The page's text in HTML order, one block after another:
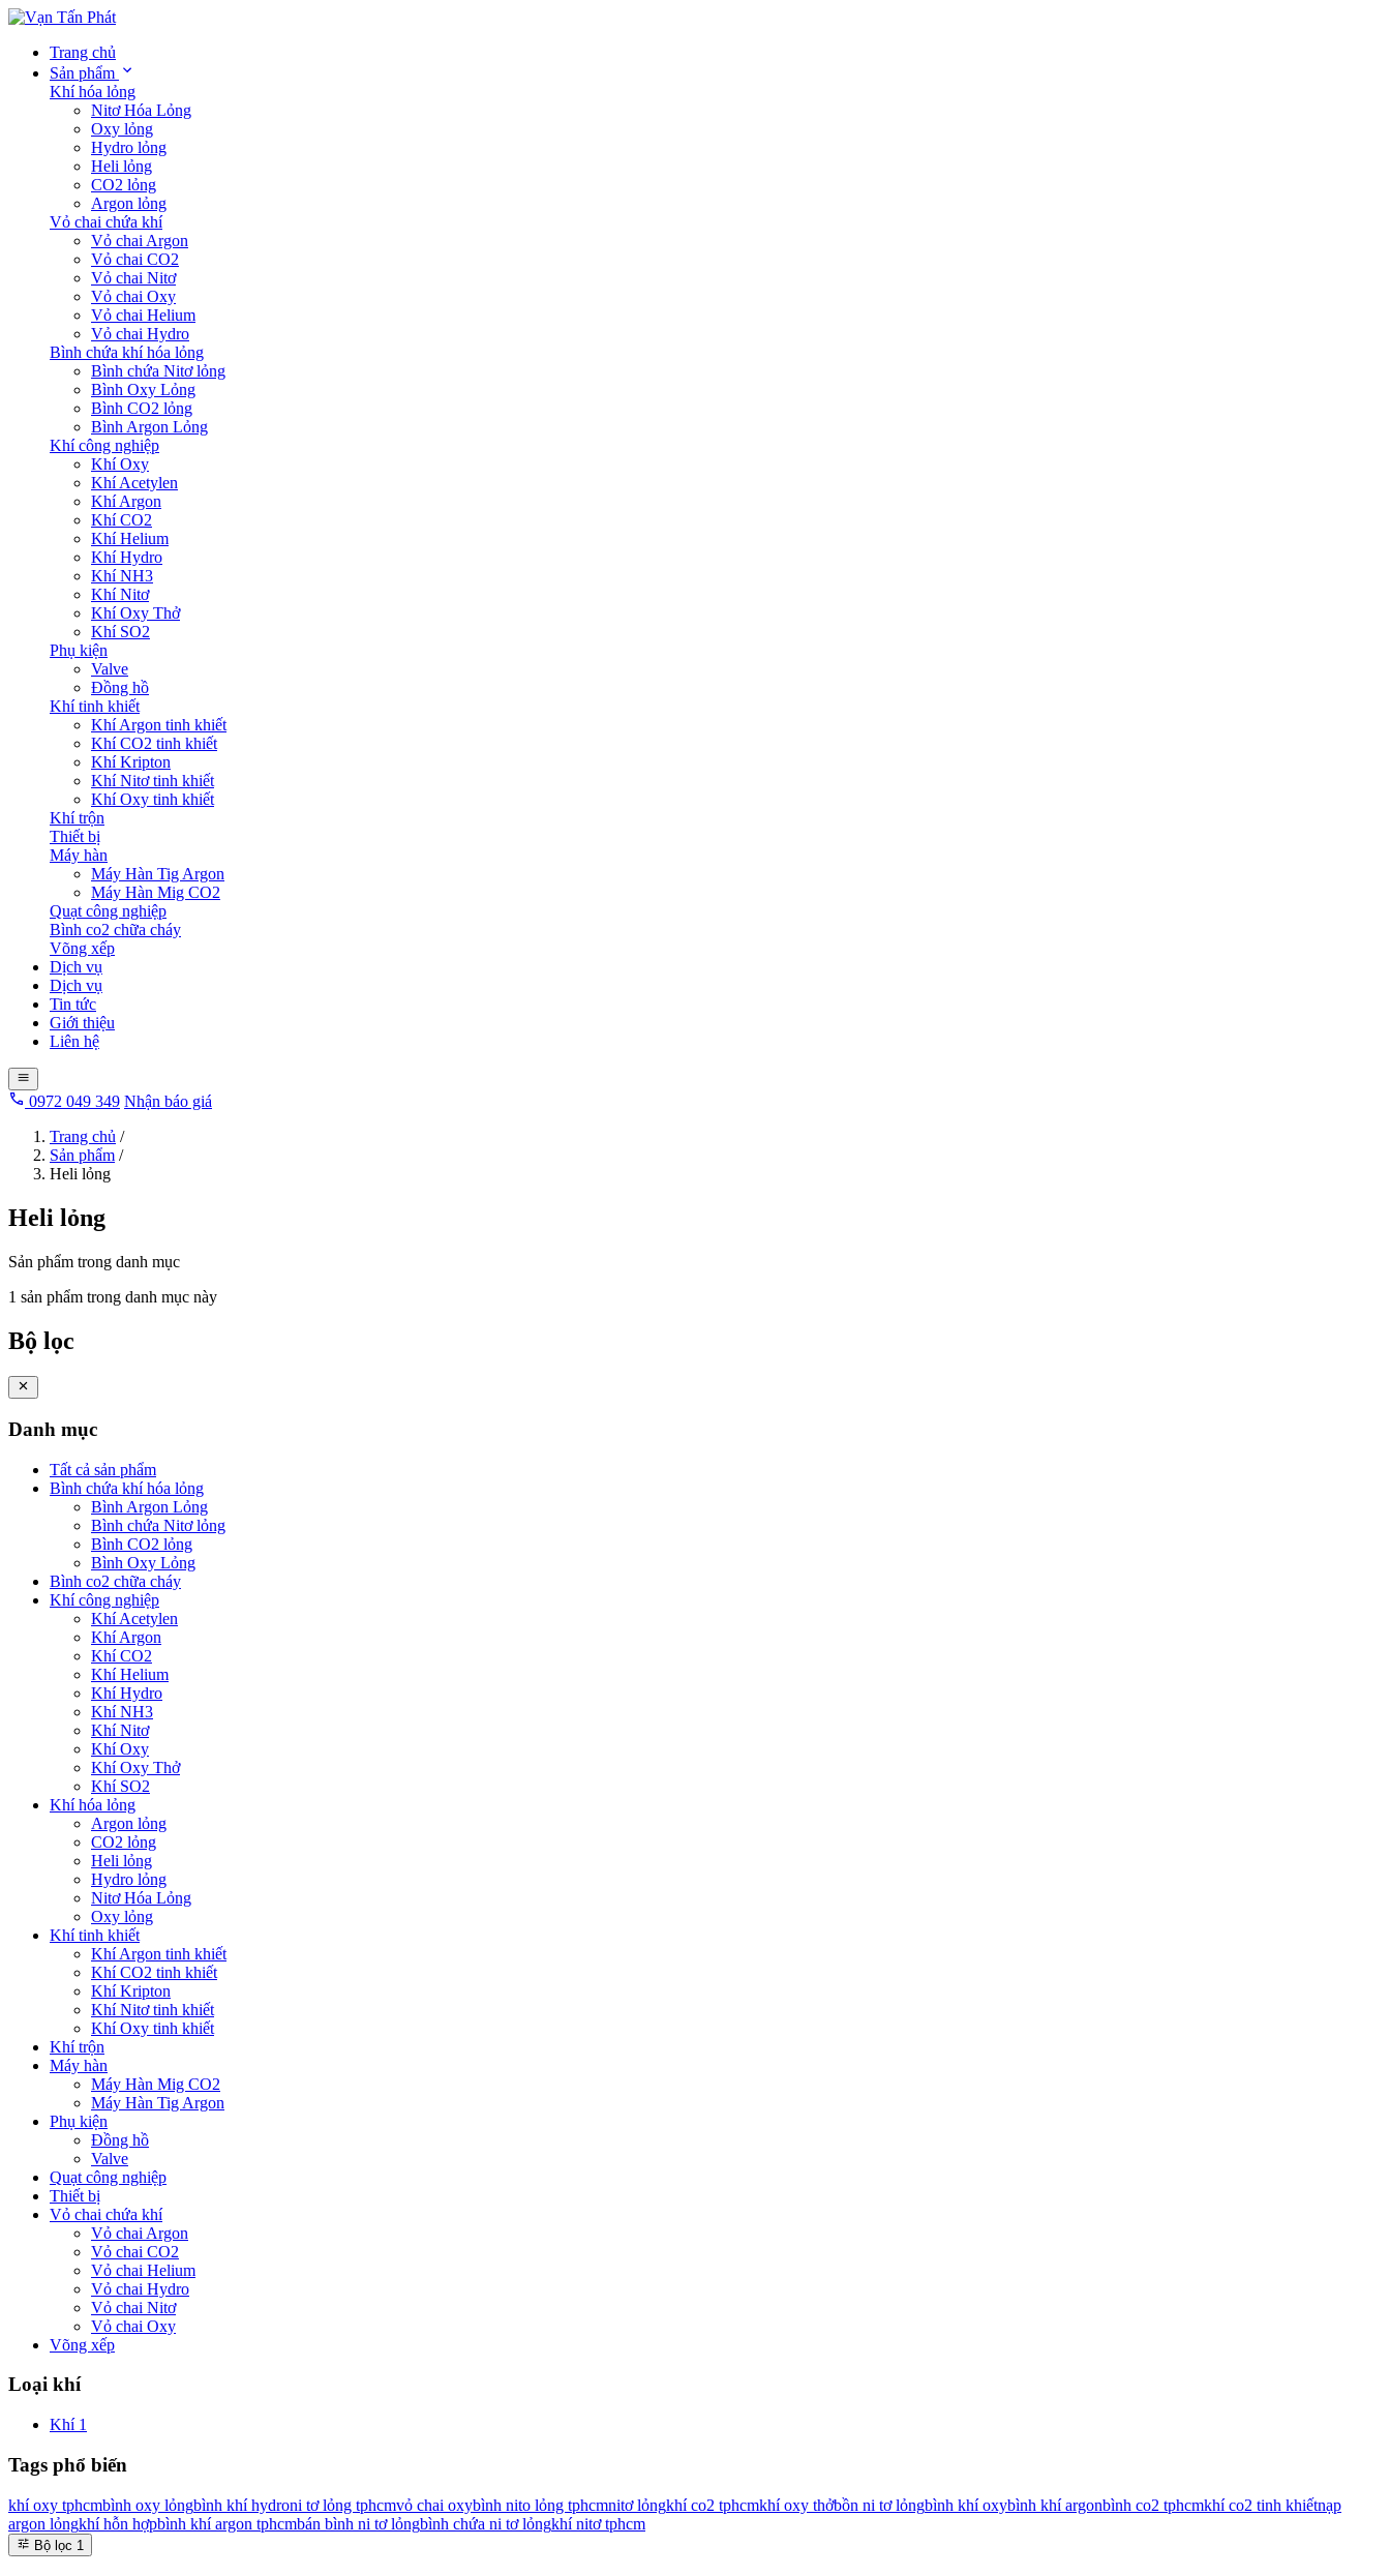
Trang chủ
Sản phẩm
Khí hóa lỏng
Nitơ Hóa Lỏng
Oxy lỏng
Hydro lỏng
Heli lỏng
CO2 lỏng
Argon lỏng
Vỏ chai chứa khí
Vỏ chai Argon
Vỏ chai CO2
Vỏ chai Nitơ
Vỏ chai Oxy
Vỏ chai Helium
Vỏ chai Hydro
Bình chứa khí hóa lỏng
Bình chứa Nitơ lỏng
Bình Oxy Lỏng
Bình CO2 lỏng
Bình Argon Lỏng
Khí công nghiệp
Khí Oxy
Khí Acetylen
Khí Argon
Khí CO2
Khí Helium
Khí Hydro
Khí NH3
Khí Nitơ
Khí Oxy Thở
Khí SO2
Phụ kiện
Valve
Đồng hồ
Khí tinh khiết
Khí Argon tinh khiết
Khí CO2 tinh khiết
Khí Kripton
Khí Nitơ tinh khiết
Khí Oxy tinh khiết
Khí trộn
Thiết bị
Máy hàn
Máy Hàn Tig Argon
Máy Hàn Mig CO2
Quạt công nghiệp
Bình co2 chữa cháy
Võng xếp
Dịch vụ
Dịch vụ
Tin tức
Giới thiệu
Liên hệ
0972 049 349 Nhận báo giá
Trang chủ /
Sản phẩm /
Heli lỏng
Heli lỏng
Sản phẩm trong danh mục
1 sản phẩm trong danh mục này
Bộ lọc
Danh mục
Tất cả sản phẩm
Bình chứa khí hóa lỏng
Bình Argon Lỏng
Bình chứa Nitơ lỏng
Bình CO2 lỏng
Bình Oxy Lỏng
Bình co2 chữa cháy
Khí công nghiệp
Khí Acetylen
Khí Argon
Khí CO2
Khí Helium
Khí Hydro
Khí NH3
Khí Nitơ
Khí Oxy
Khí Oxy Thở
Khí SO2
Khí hóa lỏng
Argon lỏng
CO2 lỏng
Heli lỏng
Hydro lỏng
Nitơ Hóa Lỏng
Oxy lỏng
Khí tinh khiết
Khí Argon tinh khiết
Khí CO2 tinh khiết
Khí Kripton
Khí Nitơ tinh khiết
Khí Oxy tinh khiết
Khí trộn
Máy hàn
Máy Hàn Mig CO2
Máy Hàn Tig Argon
Phụ kiện
Đồng hồ
Valve
Quạt công nghiệp
Thiết bị
Vỏ chai chứa khí
Vỏ chai Argon
Vỏ chai CO2
Vỏ chai Helium
Vỏ chai Hydro
Vỏ chai Nitơ
Vỏ chai Oxy
Võng xếp
Loại khí
Khí 1
Tags phổ biến
khí oxy tphcmbình oxy lỏngbình khí hydroni tơ lỏng tphcmvỏ chai oxybình nito lỏng tphcmnitơ lỏngkhí co2 tphcmkhí oxy thởbồn ni tơ lỏngbình khí oxybình khí argonbình co2 tphcmkhí co2 tinh khiếtnạp
argon lỏngkhí hỗn hợpbình khí argon tphcmbán bình ni tơ lỏngbình chứa ni tơ lỏngkhí nitơ tphcm
Bộ lọc 1